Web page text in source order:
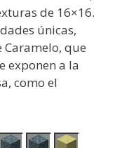
de 16×16.
únicas,
Caramelo, que
exponen a la
como el